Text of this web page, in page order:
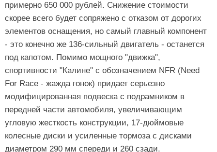
примерно 650 000 рублей. Снижение стоимости
скорее всего будет сопряжено с отказом от дорогих
элементов оснащения, но самый главный компонент
- это конечно же 136-сильный двигатель - останется
под капотом. Помимо мощного "движка",
спортивности "Калине" с обозначением NFR (Need
For Race - жажда гонок) придает серьезно
модифицированная подвеска с подрамником в
передней части автомобиля, увеличивающим
угловую жесткость конструкции, 17-дюймовые
колесные диски и усиленные тормоза с дисками
диаметром 290 мм спереди и 260 сзади.